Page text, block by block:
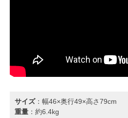
サイズ：幅46×奥行49×高さ79cm
重量 ：約6.4kg